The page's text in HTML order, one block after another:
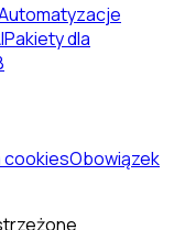
Pakiety dla
cookiesObowiązek